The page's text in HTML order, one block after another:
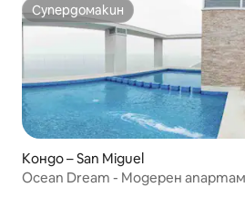
Супердомакин
Супердомакин
Кондо – San Miguel
Ocean Dream - Модерен